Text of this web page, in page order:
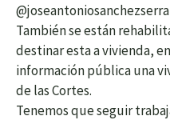
También se están
destinar esta a vivienda,
información pública una
de las Cortes.
Tenemos que seguir